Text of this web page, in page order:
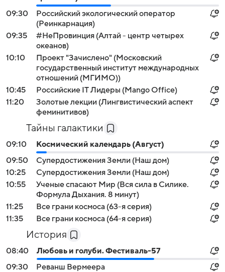
09:30
Российский экологический оператор
(Реинкарнация)
09:35
#НеПровинция (Алтай - центр четырех
океанов)
10:10
Проект "Зачислено" (Московский
государственный институт международных
отношений (МГИМО))
10:45
Российские IT Лидеры (Mango Office)
11:20
Золотые лекции (Лингвистический аспект
феминитивов)
Тайны галактики
09:10
Космический календарь (Август)
09:50
Супердостижения Земли (Наш дом)
10:25
Супердостижения Земли (Наш дом)
10:55
Ученые спасают Мир (Вся сила в Силике.
Формула Дыхания. 8 минут)
11:25
Все грани космоса (63-я серия)
11:35
Все грани космоса (64-я серия)
История
08:40
Любовь и голуби. Фестиваль-57
09:30
Реванш Вермеера